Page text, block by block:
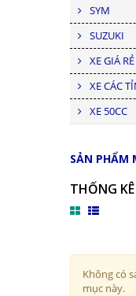
SYM
SUZUKI
XE GIÁ RẺ
XE CÁC
XE 50CC
SẢN PHẨM
THỐNG
Không có
mục này.